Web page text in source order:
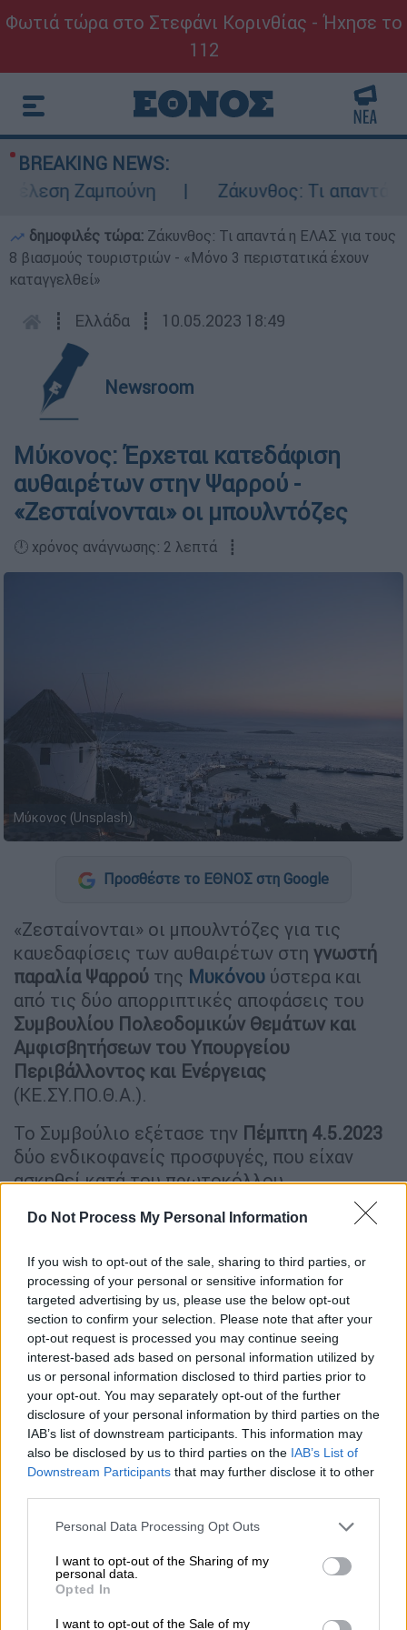
Do Not Process My Personal Information
If you wish to opt-out of the sale, sharing to third parties, or
processing of your personal or sensitive information for
targeted advertising by us, please use the below opt-out
section to confirm your selection. Please note that after your
opt-out request is processed you may continue seeing
interest-based ads based on personal information utilized by
us or personal information disclosed to third parties prior to
your opt-out. You may separately opt-out of the further
disclosure of your personal information by third parties on the
IAB’s list of downstream participants. This information may
also be disclosed by us to third parties on the IAB’s List of
Downstream Participants that may further disclose it to other
Please note that this website/app uses one or more Google
not limited to your visit or usage behaviour. You may click to
grant or deny consent to Google and its third-party tags to
use your data for below specified purposes in below Google
consent section.
Personal Data Processing Opt Outs
I want to opt-out of the Sharing of my
personal data.
Opted In
I want to opt-out of the Sale of my
Φωτιά τώρα στο Στεφάνι Κορινθίας - Ήχησε το
112
BREAKING NEWS:
Ζαμπούνη
Ζάκυνθος: Τι απαντά η
δημοφιλές τώρα: Ζάκυνθος: Τι απαντά η ΕΛΑΣ για τους
8 βιασμούς τουριστριών - «Μόνο 3 περιστατικά έχουν
καταγγελθεί»
┋ Ελλάδα ┋ 10.05.2023 18:49
Newsroom
Μύκονος: Έρχεται κατεδάφιση
αυθαιρέτων στην Ψαρρού -
«Ζεσταίνονται» οι μπουλντόζες
🕛 χρόνος ανάγνωσης: 2 λεπτά ┋
Μύκονος (Unsplash)
Προσθέστε το ΕΘΝΟΣ στη Google
«Ζεσταίνονται» οι μπουλντόζες για τις
καυεδαφίσεις των αυθαιρέτων στη γνωστή
παραλία Ψαρρού της Μυκόνου ύστερα και
από τις δύο απορριπτικές αποφάσεις του
Συμβουλίου Πολεοδομικών Θεμάτων και
Αμφισβητήσεων του Υπουργείου
Περιβάλλοντος και Ενέργειας
(ΚΕ.ΣΥ.ΠΟ.Θ.Α.).
Το Συμβούλιο εξέτασε την Πέμπτη 4.5.2023
δύο ενδικοφανείς προσφυγές, που είχαν
ασκηθεί κατά του πρωτοκόλλου
κατεδάφισης του προϊσταμένου της Γενικής
Διεύθυνσης του Σώματος Επιθεωρητών και
αυθαίρετες κατασκευές στην περιοχή
«Ψαρρού» τουΔήμου Μυκόνου και κατά του
Πορίσματος - Έκθεσης αυτοψίας του Μικτού
Κλιμακίου Ελέγχου σχετικά με αυθαίρετες
κατασκευές στην περιοχή Πάνορμος της
νήσου Μυκόνου.
Οπως γνωστοποιήθηκε, οι αποφάσεις που
έλαβε το ΚΕ.ΣΥ.ΠΟ.Θ.Α. αφορούν σε
απόρριψη και μερική απόρριψη των
ενδικοφανών προσφυγών, αντιστοίχως,
γνωστοποιήθηκαν την Τρίτη 9.5.2023 στους
Σε σχετική ανακοίνωση αναφέρεται πως